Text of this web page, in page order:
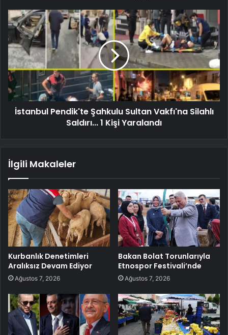
İstanbul Pendik'te Şahkulu Sultan Vakfı'na Silahlı
Saldırı... 1 Kişi Yaralandı
İlgili Makaleler
Kurbanlık Denetimleri
Aralıksız Devam Ediyor
Ağustos 7, 2026
Bakan Bolat Torunlarıyla
Etnospor Festivali’nde
Ağustos 7, 2026